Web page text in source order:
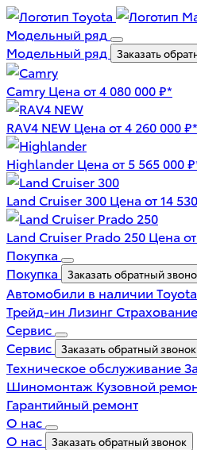
Модельный ряд
Модельный ряд
Заказать
Camry Цена от 4 080 000 ₽*
RAV4 NEW Цена от 4 260 000 ₽*
Highlander Цена от 5 565 000
Land Cruiser 300 Цена от 14
Land Cruiser Prado 250 Цена
Покупка
Покупка
Заказать обратный
Автомобили в наличии
Трейд-ин Лизинг Страхование
Сервис
Сервис
Заказать обратный звонок
Техническое обслуживание
Шиномонтаж Кузовной
Гарантийный ремонт
О нас
О нас
Заказать обратный звонок